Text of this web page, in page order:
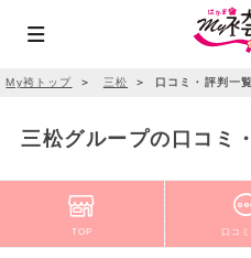
My袴トップ ＞ 三松 ＞ 口コミ・評判一覧
三松グループの口コミ
TOP 口コ